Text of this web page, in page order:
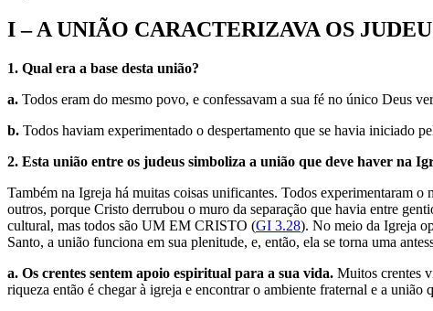
I – A UNIÃO CARACTERIZAVA OS
1. Qual era a base desta união?
a. Todos eram do mesmo povo, e confessavam a sua fé no único Deus
b. Todos haviam experimentado o despertamento que se havia iniciado
2. Esta união entre os judeus simboliza a união que deve haver na
Também na Igreja há muitas coisas unificantes. Todos experimentaram
outros, porque Cristo derrubou o muro da separação que havia entre
cultural, mas todos são UM EM CRISTO (GI 3.28). No meio da Igreja
Santo, a união funciona em sua plenitude, e, então, ela se torna uma
a. Os crentes sentem apoio espiritual para a sua vida. Muitos crentes
riqueza então é chegar à igreja e encontrar o ambiente fraternal e a